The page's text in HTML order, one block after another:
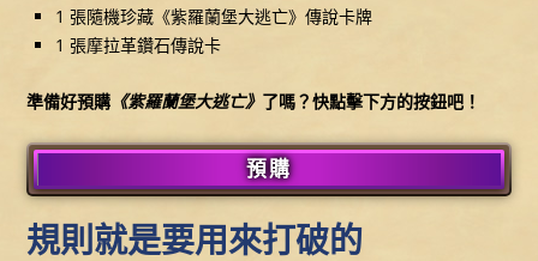
1 張隨機珍藏《紫羅蘭堡大逃亡》傳說卡牌
1 張摩拉革鑽石傳說卡
準備好預購 《紫羅蘭堡大逃亡》 了嗎？快點擊下方的按鈕吧！
預購
規則就是要用來打破的